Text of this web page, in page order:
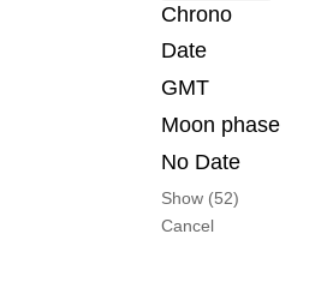
Chrono
Date
GMT
Moon phase
No Date
Show (52)
Cancel